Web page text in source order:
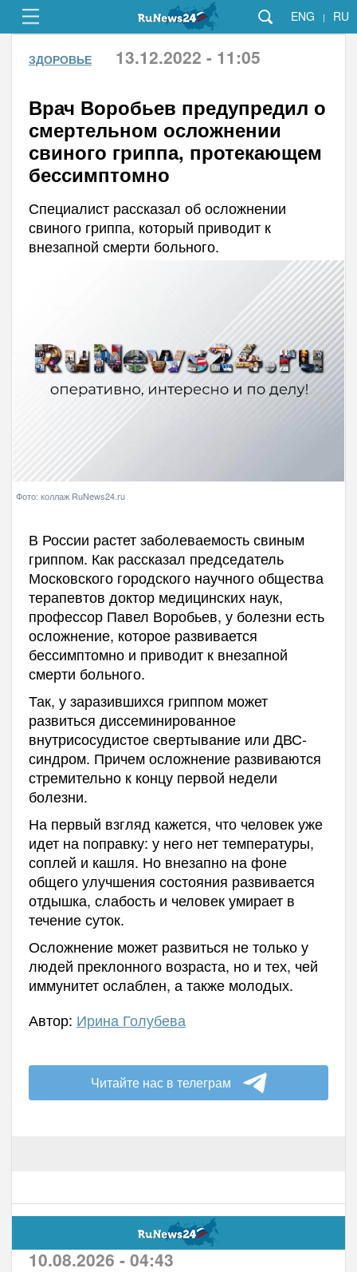
ENG | RU
ЗДОРОВЬЕ 13.12.2022 - 11:05
Врач Воробьев предупредил о
смертельном осложнении
свиного гриппа, протекающем
бессимптомно
Специалист рассказал об осложнении
свиного гриппа, который приводит к
внезапной смерти больного.
Фото: коллаж RuNews24.ru
В России растет заболеваемость свиным
гриппом. Как рассказал председатель
Московского городского научного общества
терапевтов доктор медицинских наук,
профессор Павел Воробьев, у болезни есть
осложнение, которое развивается
бессимптомно и приводит к внезапной
смерти больного.
Так, у заразившихся гриппом может
развиться диссеминированное
внутрисосудистое свертывание или ДВС-
синдром. Причем осложнение развиваются
стремительно к концу первой недели
болезни.
На первый взгляд кажется, что человек уже
идет на поправку: у него нет температуры,
соплей и кашля. Но внезапно на фоне
общего улучшения состояния развивается
отдышка, слабость и человек умирает в
течение суток.
Осложнение может развиться не только у
людей преклонного возраста, но и тех, чей
иммунитет ослаблен, а также молодых.
Автор: Ирина Голубева
Читайте нас в телеграм
10.08.2026 - 04:43